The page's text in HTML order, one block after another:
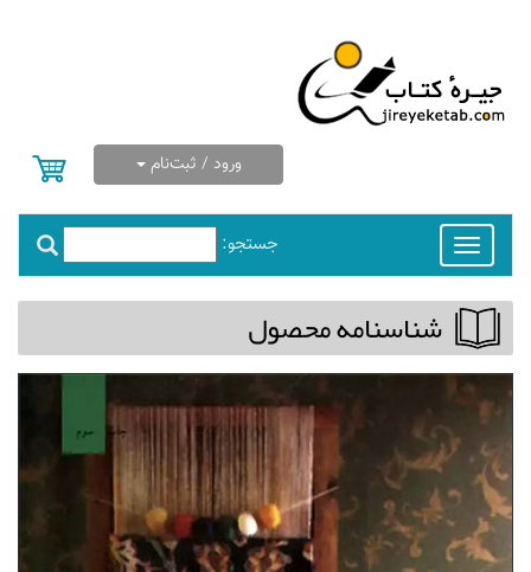
ورود / ثبت‌نام
جستجو:
Toggle
navigation
شناسنامه محصول